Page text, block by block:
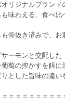
オリジナルブラン
も味わえる、食べ
も骨抜き済みで、お
ーモンと交配した
葡萄の搾かすを餌
りとした旨味の違い
＝＝＝＝＝＝＝＝